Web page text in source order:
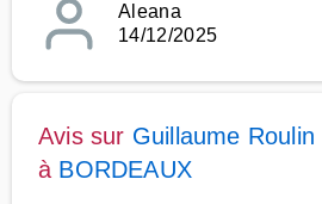
Aleana
14/12/2025
Avis sur Guillaume Roulin
à BORDEAUX